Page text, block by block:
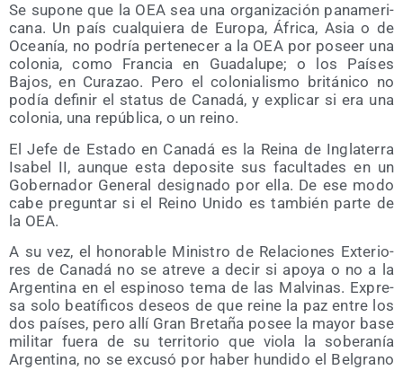
Se supo­ne que la OEA sea una orga­ni­za­ción pan­ame­ri­
ca­na. Un país cual­quie­ra de Euro­pa, Áfri­ca, Asia o de
Ocea­nía, no podría per­te­ne­cer a la OEA por poseer una
colo­nia, como Fran­cia en Gua­da­lu­pe; o los Paí­ses
Bajos, en Cura­zao. Pero el colo­nia­lis­mo bri­tá­ni­co no
podía defi­nir el sta­tus de Cana­dá, y expli­car si era una
colo­nia, una repú­bli­ca, o un reino.
El Jefe de Esta­do en Cana­dá es la Rei­na de Ingla­te­rra
Isa­bel II, aun­que esta depo­si­te sus facul­ta­des en un
Gober­na­dor Gene­ral desig­na­do por ella. De ese modo
cabe pre­gun­tar si el Rei­no Uni­do es tam­bién par­te de
la OEA.
A su vez, el hono­ra­ble Minis­tro de Rela­cio­nes Exte­rio­
res de Cana­dá no se atre­ve a decir si apo­ya o no a la
Argen­ti­na en el espi­no­so tema de las Mal­vi­nas. Expre­
sa solo bea­tí­fi­cos deseos de que reine la paz entre los
dos paí­ses, pero allí Gran Bre­ta­ña posee la mayor base
mili­tar fue­ra de su terri­to­rio que vio­la la sobe­ra­nía
Argen­ti­na, no se excu­só por haber hun­di­do el Bel­grano